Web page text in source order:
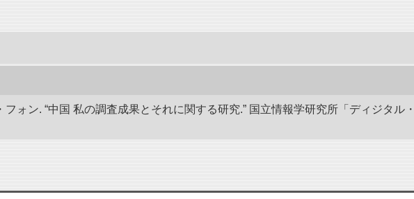
ォン. “中国 私の調査成果とそれに関する研究.” 国立情報学研究所「ディジタル